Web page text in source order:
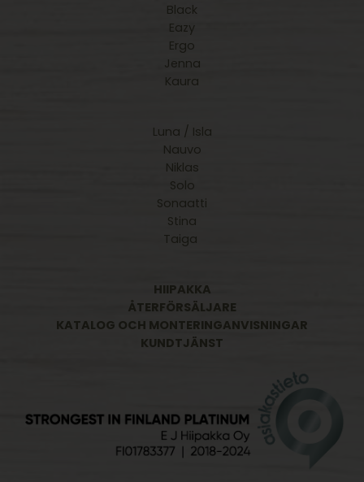
Black
Eazy
Ergo
Jenna
Kaura
Luna / Isla
Nauvo
Niklas
Solo
Sonaatti
Stina
Taiga
HIIPAKKA
ÅTERFÖRSÄLJARE
KATALOG OCH MONTERINGANVISNINGAR
KUNDTJÄNST